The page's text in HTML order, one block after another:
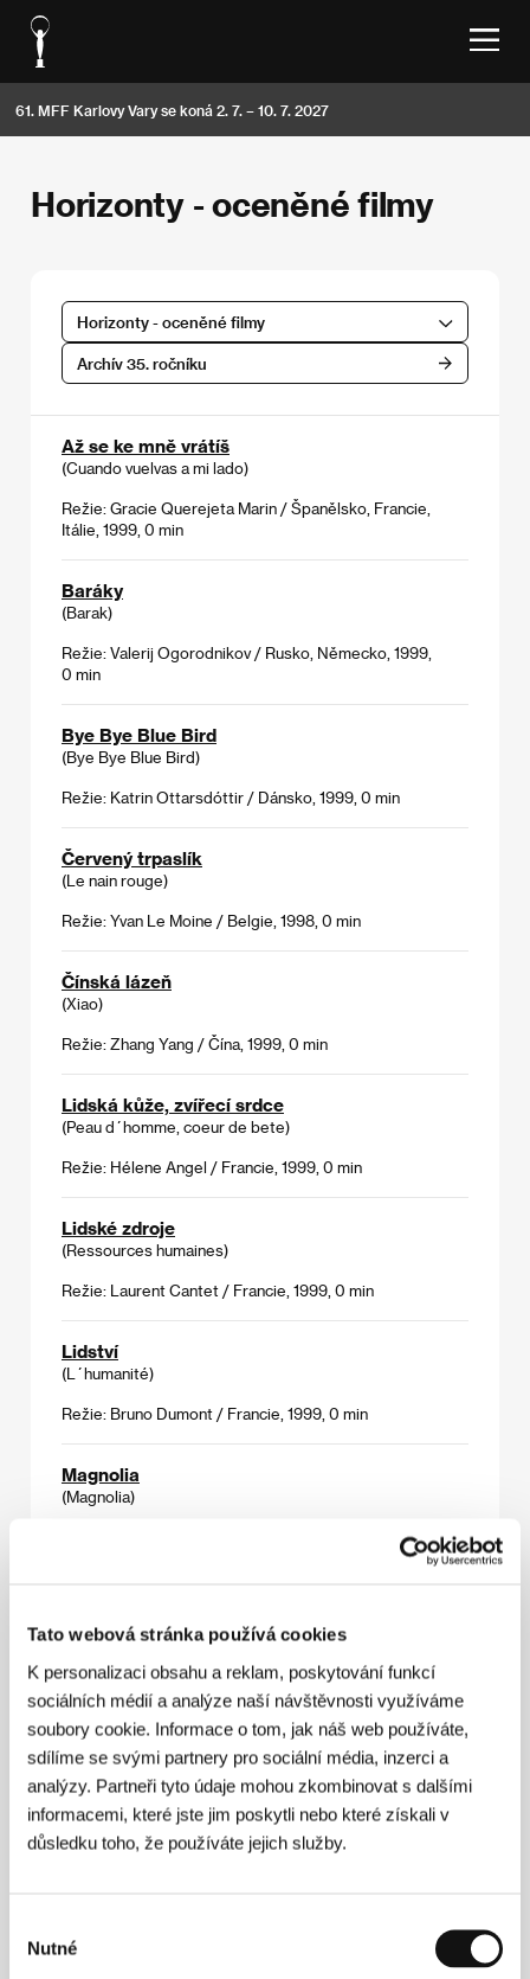
Tato webová stránka používá cookies
K personalizaci obsahu a reklam, poskytování funkcí
sociálních médií a analýze naší návštěvnosti využíváme
soubory cookie. Informace o tom, jak náš web používáte,
sdílíme se svými partnery pro sociální média, inzerci a
analýzy. Partneři tyto údaje mohou zkombinovat s dalšími
informacemi, které jste jim poskytli nebo které získali v
důsledku toho, že používáte jejich služby.
souhlasu
Nutné
61. MFF Karlovy Vary se koná 2. 7. – 10. 7. 2027
Horizonty - oceněné filmy
Horizonty - oceněné filmy
Archív 35. ročníku
Až se ke mně vrátíš
(Cuando vuelvas a mi lado)
Režie: Gracie Querejeta Marin / Španělsko, Francie,
Itálie, 1999, 0 min
Baráky
(Barak)
Režie: Valerij Ogorodnikov / Rusko, Německo, 1999,
0 min
Bye Bye Blue Bird
(Bye Bye Blue Bird)
Režie: Katrin Ottarsdóttir / Dánsko, 1999, 0 min
Červený trpaslík
(Le nain rouge)
Režie: Yvan Le Moine / Belgie, 1998, 0 min
Čínská lázeň
(Xiao)
Režie: Zhang Yang / Čína, 1999, 0 min
Lidská kůže, zvířecí srdce
(Peau d´homme, coeur de bete)
Režie: Hélene Angel / Francie, 1999, 0 min
Lidské zdroje
(Ressources humaines)
Režie: Laurent Cantet / Francie, 1999, 0 min
Lidství
(L´humanité)
Režie: Bruno Dumont / Francie, 1999, 0 min
Magnolia
(Magnolia)
Režie: Paul Thomas Anderson / USA, 1999, 0 min
Pokoj čarodějek
(La chambre des magiciennes)
Režie: Claude Miller / Francie, 1999, 0 min
Pornografický vztah